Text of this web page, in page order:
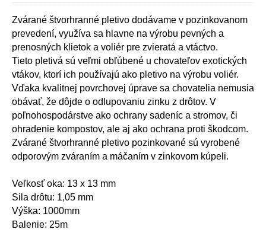
Zvárané štvorhranné pletivo dodávame v pozinkovanom
prevedení, využíva sa hlavne na výrobu pevných a
prenosných klietok a voliér pre zvieratá a vtáctvo.
Tieto pletivá sú veľmi obľúbené u chovateľov exotických
vtákov, ktorí ich používajú ako pletivo na výrobu voliér.
Vďaka kvalitnej povrchovej úprave sa chovatelia nemusia
obávať, že dôjde o odlupovaniu zinku z drôtov. V
poľnohospodárstve ako ochrany sadeníc a stromov, či
ohradenie kompostov, ale aj ako ochrana proti škodcom.
Zvárané štvorhranné pletivo pozinkované sú vyrobené
odporovým zváraním a máčaním v zinkovom kúpeli.
Veľkosť oka: 13 x 13 mm
Sila drôtu: 1,05 mm
Výška: 1000mm
Balenie: 25m